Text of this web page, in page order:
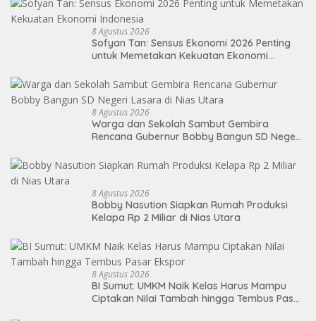
8 Agustus 2026
Sofyan Tan: Sensus Ekonomi 2026 Penting
untuk Memetakan Kekuatan Ekonomi
8 Agustus 2026
Warga dan Sekolah Sambut Gembira
Rencana Gubernur Bobby Bangun SD Negeri
8 Agustus 2026
Bobby Nasution Siapkan Rumah Produksi
Kelapa Rp 2 Miliar di Nias Utara
8 Agustus 2026
BI Sumut: UMKM Naik Kelas Harus Mampu
Ciptakan Nilai Tambah hingga Tembus Pasar